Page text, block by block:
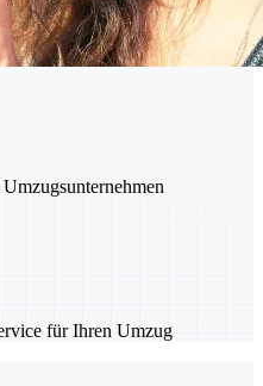
für Ihren Umzug